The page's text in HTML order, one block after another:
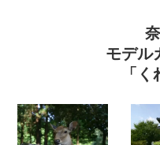
モデル
「く